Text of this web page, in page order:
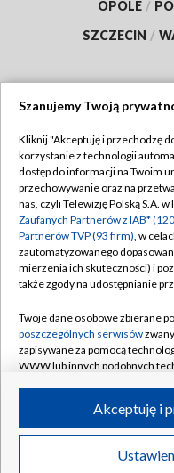
OPOLE /
SZCZECIN /
Abonament TVP
Emisja w TVP
Centrum informacji
Naziemna Telewizja
Rada Programowa
System NOS
Informacje o nadawcy
Program dla prasy
©2026
Szanujemy Twoją
Kliknij "Akceptuję i przechodzę
korzystanie z technologii
dostęp do informacji na Twoim
przechowywanie oraz na
nas, czyli Telewizję Polską S.A.
Zaufanych Partnerów z IAB*
Partnerów TVP (93 firm), w
zautomatyzowanego
mierzenia ich skuteczności) i
także zgody na udostępnianie
Twoje dane osobowe zbierane
poszczególnych serwisów
zapisywane za pomocą
WWW lub innych podobnych
ruchu w Internecie.
Twoje dane osobowe zbierane
poszczególnych serwisówna
Akceptuję i